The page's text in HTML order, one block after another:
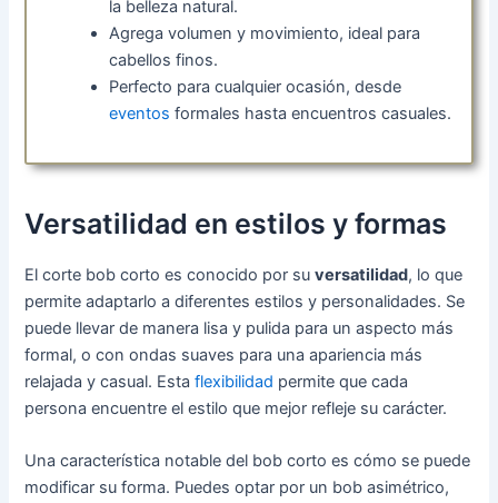
la belleza natural.
Agrega volumen y movimiento, ideal para
cabellos finos.
Perfecto para cualquier ocasión, desde
eventos formales hasta encuentros casuales.
Versatilidad en estilos y formas
El corte bob corto es conocido por suversatilidad, lo que
permite adaptarlo a diferentes estilos y personalidades. Se
puede llevar de manera lisa y pulida para un aspecto más
formal, o con ondas suaves para una apariencia más
relajada y casual. Estaflexibilidad permite que cada
persona encuentre el estilo que mejor refleje su carácter.
Una característica notable del bob corto es cómo se puede
modificar su forma. Puedes optar por un bob asimétrico,